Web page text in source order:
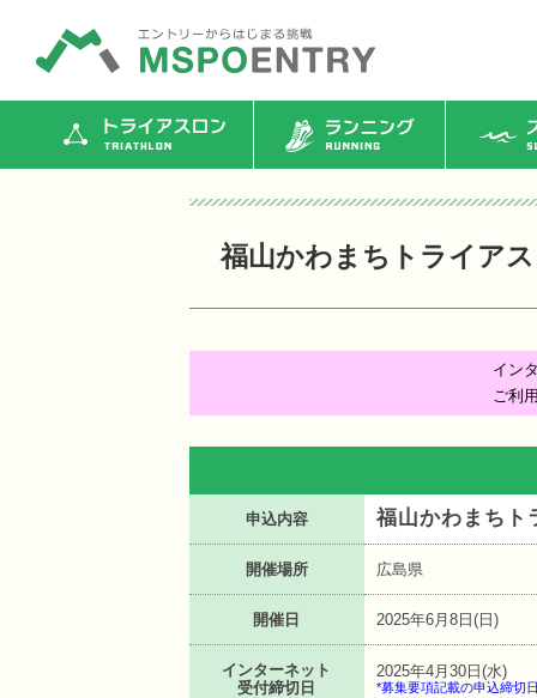
トライアスロン ランニング ス
福山かわまちトライア
イン
ご利
申込内容 福山かわまちト
開催場所 広島県
開催日 2025年6月8日(日)
インターネット
受付締切日
2025年4月30日(水)
*募集要項記載の申込締切